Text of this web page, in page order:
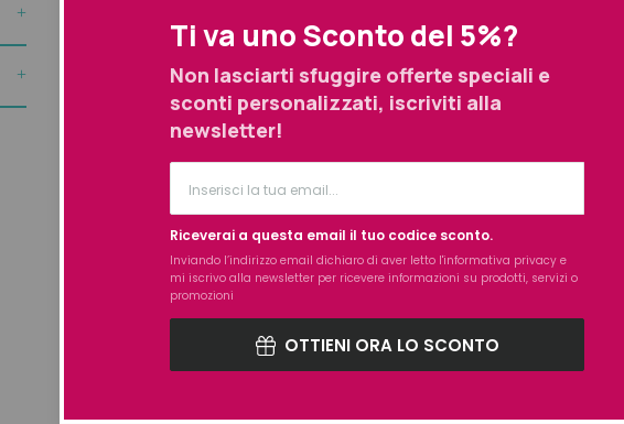
Ti va uno Sconto del 5%?
Non lasciarti sfuggire offerte speciali e
sconti personalizzati, iscriviti alla
newsletter!
OTTIENI ORA LO SCONTO
Riceverai a questa email il tuo codice sconto.
Inviando l’indirizzo email dichiaro di aver letto l'informativa privacy e
mi iscrivo alla newsletter per ricevere informazioni su prodotti, servizi o
promozioni
Principi attivi e proprietà:
Speciale polimero protettivo: protettivo dal calore, rinforzante,
Olio estratto dai semi di chia: fonte di proteine, rinforzante, previene lo
sbiadimento del colore
Olio di kukui: rigenerante, ristrutturante, riparatore
Dopo lo shampoo e la maschera vaporizzare sui capelli umidi su